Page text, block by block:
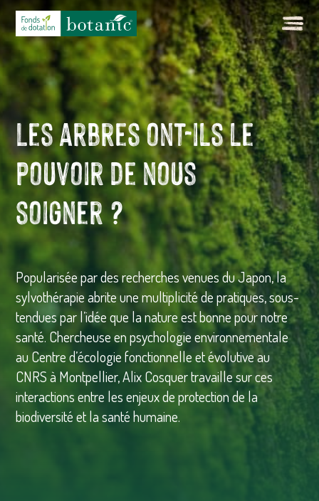
Les arbres ont-ils le
pouvoir de nous
soigner ?
Popularisée par des recherches venues du Japon, la
sylvothérapie abrite une multiplicité de pratiques, sous-
tendues par l’idée que la nature est bonne pour notre
santé. Chercheuse en psychologie environnementale
au Centre d’écologie fonctionnelle et évolutive au
CNRS à Montpellier, Alix Cosquer travaille sur ces
interactions entre les enjeux de protection de la
biodiversité et la santé humaine.